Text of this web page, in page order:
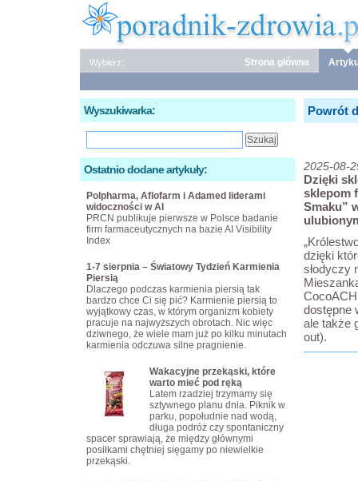
Wybierz: Strona główna
Powrót
2025-08-
Dzięki
sklepom
Smaku”
dzięki
słodyczy
dostępne
ale także
out).
Wyszukiwarka:
Ostatnio dodane artykuły:
Polpharma, Aflofarm i Adamed liderami
widoczności w AI
PRCN publikuje pierwsze w Polsce badanie
firm farmaceutycznych na bazie AI Visibility
Index
1-7 sierpnia – Światowy Tydzień Karmienia
Piersią
Dlaczego podczas karmienia piersią tak
bardzo chce Ci się pić? Karmienie piersią to
wyjątkowy czas, w którym organizm kobiety
pracuje na najwyższych obrotach. Nic więc
dziwnego, że wiele mam już po kilku minutach
karmienia odczuwa silne pragnienie.
Wakacyjne przekąski, które
warto mieć pod ręką
Latem rzadziej trzymamy się
sztywnego planu dnia. Piknik w
parku, popołudnie nad wodą,
długa podróż czy spontaniczny
spacer sprawiają, że między głównymi
posiłkami chętniej sięgamy po niewielkie
przekąski.